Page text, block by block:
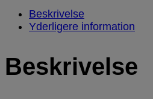
Beskrivelse
Yderligere information
Beskrivelse